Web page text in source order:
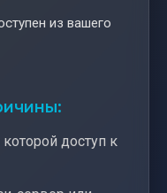
из вашего
доступ к